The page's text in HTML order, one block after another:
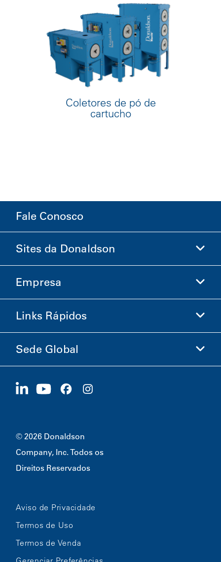
Coletores de pó de
cartucho
Fale Conosco
Sites da Donaldson
Donaldson Life Sciences
Empresa
Informações sobre a Empresa
Carreiras
Links Rápidos
Investidores
Sustentabilidade
Sede Global
1400 W 94th Street
© 2026 Donaldson
Company, Inc. Todos os
Direitos Reservados
Aviso de Privacidade
Termos de Uso
Termos de Venda